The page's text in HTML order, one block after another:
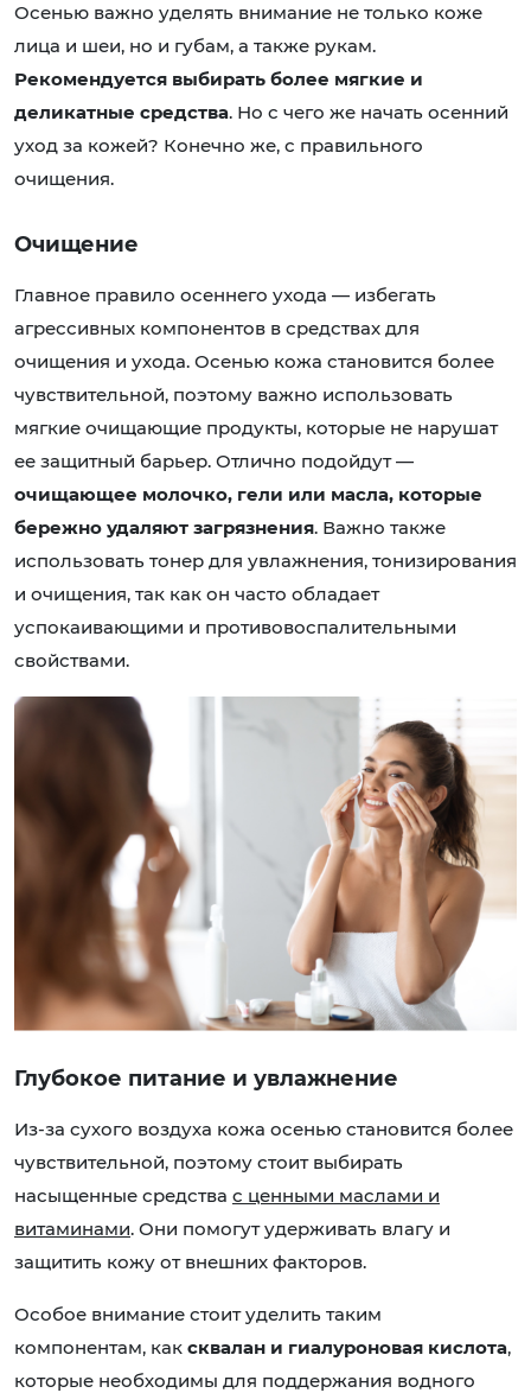
Осенью важно уделять внимание не только коже
лица и шеи, но и губам, а также рукам.
Рекомендуется выбирать более мягкие и
деликатные средства. Но с чего же начать осенний
уход за кожей? Конечно же, с правильного
очищения.
Очищение
Главное правило осеннего ухода — избегать
агрессивных компонентов в средствах для
очищения и ухода. Осенью кожа становится более
чувствительной, поэтому важно использовать
мягкие очищающие продукты, которые не нарушат
ее защитный барьер. Отлично подойдут —
очищающее молочко, гели или масла, которые
бережно удаляют загрязнения. Важно также
использовать тонер для увлажнения, тонизирования
и очищения, так как он часто обладает
успокаивающими и противовоспалительными
свойствами.
Глубокое питание и увлажнение
Из-за сухого воздуха кожа осенью становится более
чувствительной, поэтому стоит выбирать
насыщенные средства с ценными маслами и
витаминами. Они помогут удерживать влагу и
защитить кожу от внешних факторов.
Особое внимание стоит уделить таким
компонентам, как сквалан и гиалуроновая кислота,
которые необходимы для поддержания водного